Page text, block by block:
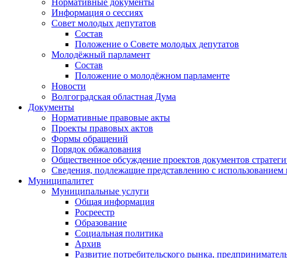
Нормативные документы
Информация о сессиях
Совет молодых депутатов
Состав
Положение о Совете молодых депутатов
Молодёжный парламент
Состав
Положение о молодёжном парламенте
Новости
Волгоградская областная Дума
Документы
Нормативные правовые акты
Проекты правовых актов
Формы обращений
Порядок обжалования
Общественное обсуждение проектов документов
Сведения, подлежащие представлению с использованием
Муниципалитет
Муниципальные услуги
Общая информация
Росреестр
Образование
Социальная политика
Архив
Развитие потребительского рынка,